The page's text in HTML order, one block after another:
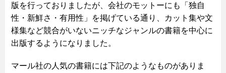
版を行っておりましたが、会社のモットーにも「独自
性・新鮮さ・有用性」を掲げている通り、カット集や文
様集など競合がいないニッチなジャンルの書籍を中心に
出版するようになりました。
マール社の人気の書籍には下記のようなものがありま